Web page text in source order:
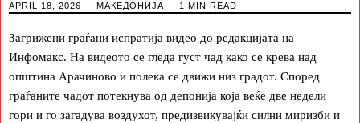
APRIL 18, 2026 МАКЕДОНИЈА 1 MIN READ
Загрижени граѓани испратија видео до редакцијата на
Инфомакс. На видеото се гледа густ чад како се крева над
општина Арачиново и полека се движи низ градот. Според
граѓаните чадот потекнува од депонија која веќе две недели
гори и го загадува воздухот, предизвикувајќи силни миризби и